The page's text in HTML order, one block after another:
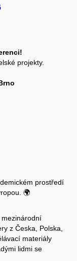
projekty.
prostředí
🌍
mezinárodní
z Česka, Polska,
materiály
lidmi se